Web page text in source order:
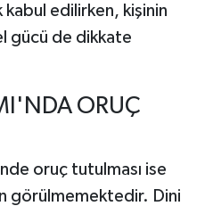
edilirken, kişinin
gücü de dikkate
ORUÇ
oruç tutulması ise
görülmemektedir. Dini